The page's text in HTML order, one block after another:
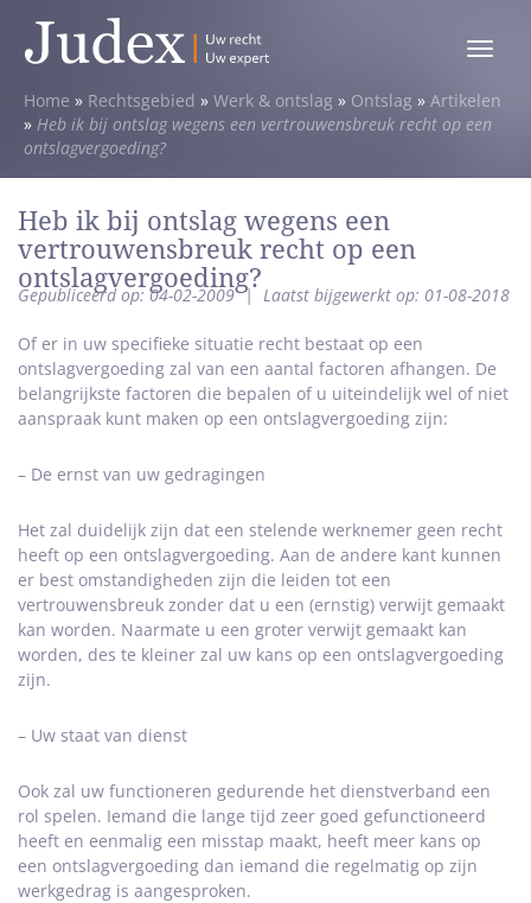
Toggle
Home » Rechtsgebied » Werk & ontslag » Ontslag » Artikelen
» Heb ik bij ontslag wegens een vertrouwensbreuk recht op een
ontslagvergoeding?
Heb ik bij ontslag wegens een
vertrouwensbreuk recht op een
ontslagvergoeding?
Gepubliceerd op: 04-02-2009| Laatst bijgewerkt op: 01-08-2018
Of er in uw specifieke situatie recht bestaat op een
ontslagvergoeding zal van een aantal factoren afhangen. De
belangrijkste factoren die bepalen of u uiteindelijk wel of niet
aanspraak kunt maken op een ontslagvergoeding zijn:
– De ernst van uw gedragingen
Het zal duidelijk zijn dat een stelende werknemer geen recht
heeft op een ontslagvergoeding. Aan de andere kant kunnen
er best omstandigheden zijn die leiden tot een
vertrouwensbreuk zonder dat u een (ernstig) verwijt gemaakt
kan worden. Naarmate u een groter verwijt gemaakt kan
worden, des te kleiner zal uw kans op een ontslagvergoeding
zijn.
– Uw staat van dienst
Ook zal uw functioneren gedurende het dienstverband een
rol spelen. Iemand die lange tijd zeer goed gefunctioneerd
heeft en eenmalig een misstap maakt, heeft meer kans op
een ontslagvergoeding dan iemand die regelmatig op zijn
werkgedrag is aangesproken.